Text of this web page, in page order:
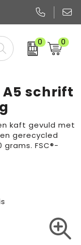
0 0
A5 schrift
kaft gevuld met
gerecycled
FSC®-